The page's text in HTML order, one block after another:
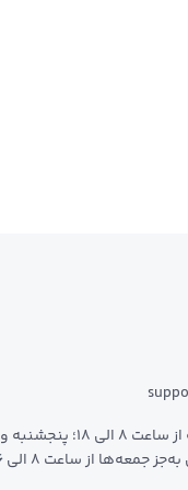
شنبه تا چهارشنبه از ساعت 8 الی 18؛ پنجشنبه و
جمعه‌ها از ساعت 8 الی 16